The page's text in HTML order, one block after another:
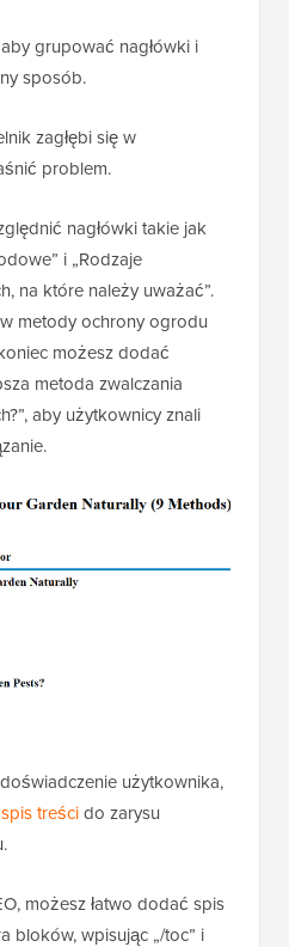
grupować nagłówki i
sposób.
zagłębi się w
problem.
nagłówki takie jak
i „Rodzaje
na które należy uważać”.
metody ochrony ogrodu
możesz dodać
metoda zwalczania
aby użytkownicy znali
użytkownika,
spis treścido zarysu
możesz łatwo dodać spis
bloków, wpisując „/toc” i